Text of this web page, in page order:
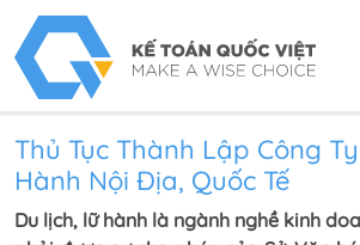
Thủ Tục Thành Lập Công
Hành Nội Địa, Quốc Tế
Du lịch, lữ hành là ngành nghề kinh